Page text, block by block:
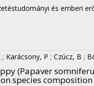
és emberi
; Karácsony, P ; Czúcz, B ;
(Papaver
species composition